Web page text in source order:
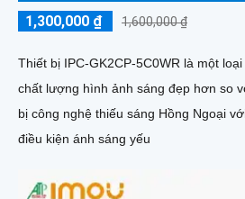
1,300,000 ₫ 1,600,000 ₫
Thiết bị IPC-GK2CP-5C0WR là một
chất lượng hình ảnh sáng đẹp hơn so với CMOS.
bị công nghệ thiếu sáng Hồng Ngoại
điều kiện ánh sáng yếu